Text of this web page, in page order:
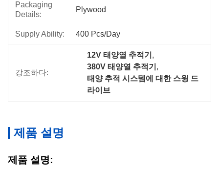
Packaging
Details:
Plywood
Supply Ability: 400 Pcs/day
강조하다:
12V 태양열 추적기 ,
380V 태양열 추적기 ,
태양 추적 시스템에 대한 스윙 드
라이브
제품 설명
제품 설명: